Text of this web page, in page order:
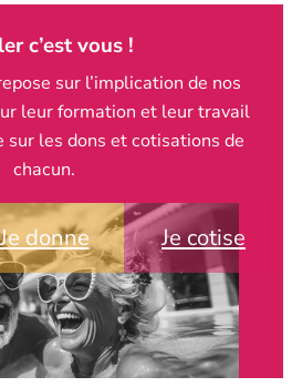
c’est vous !
sur l’implication de nos
leur formation et leur travail
sur les dons et cotisations de
chacun.
Je donne Je cotise